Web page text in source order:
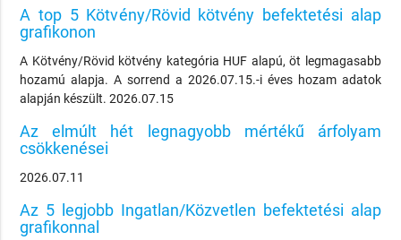
A top 5 Kötvény/Rövid kötvény befektetési alap
grafikonon
A Kötvény/Rövid kötvény kategória HUF alapú, öt legmagasabb
hozamú alapja. A sorrend a 2026.07.15.-i éves hozam adatok
alapján készült. 2026.07.15
Az elmúlt hét legnagyobb mértékű árfolyam
csökkenései
2026.07.11
Az 5 legjobb Ingatlan/Közvetlen befektetési alap
grafikonnal